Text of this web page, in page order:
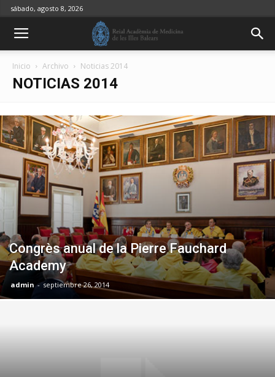
sábado, agosto 8, 2026
Inicio Archivo Noticias 2014
NOTICIAS 2014
Congrès anual de la Pierre Fauchard
Academy
admin - septiembre 26, 2014